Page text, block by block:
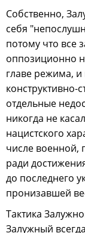
Собственно,
себя
потому что все
оппозиционно
главе режима,
конструктивно-
отдельные
никогда не
нацистского
числе военной,
ради
до последнего
пронизавшей
Тактика
Залужный